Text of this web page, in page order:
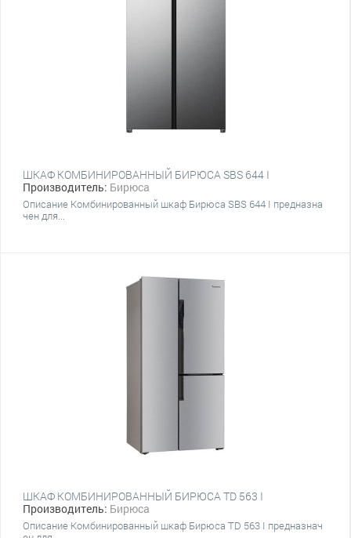
ШКАФ КОМБИНИРОВАННЫЙ БИРЮСА SBS 644 I
Производитель: Бирюса
Описание Комбинированный шкаф Бирюса SBS 644 I предназна
чен для...
ШКАФ КОМБИНИРОВАННЫЙ БИРЮСА TD 563 I
Производитель: Бирюса
Описание Комбинированный шкаф Бирюса TD 563 I предназнач